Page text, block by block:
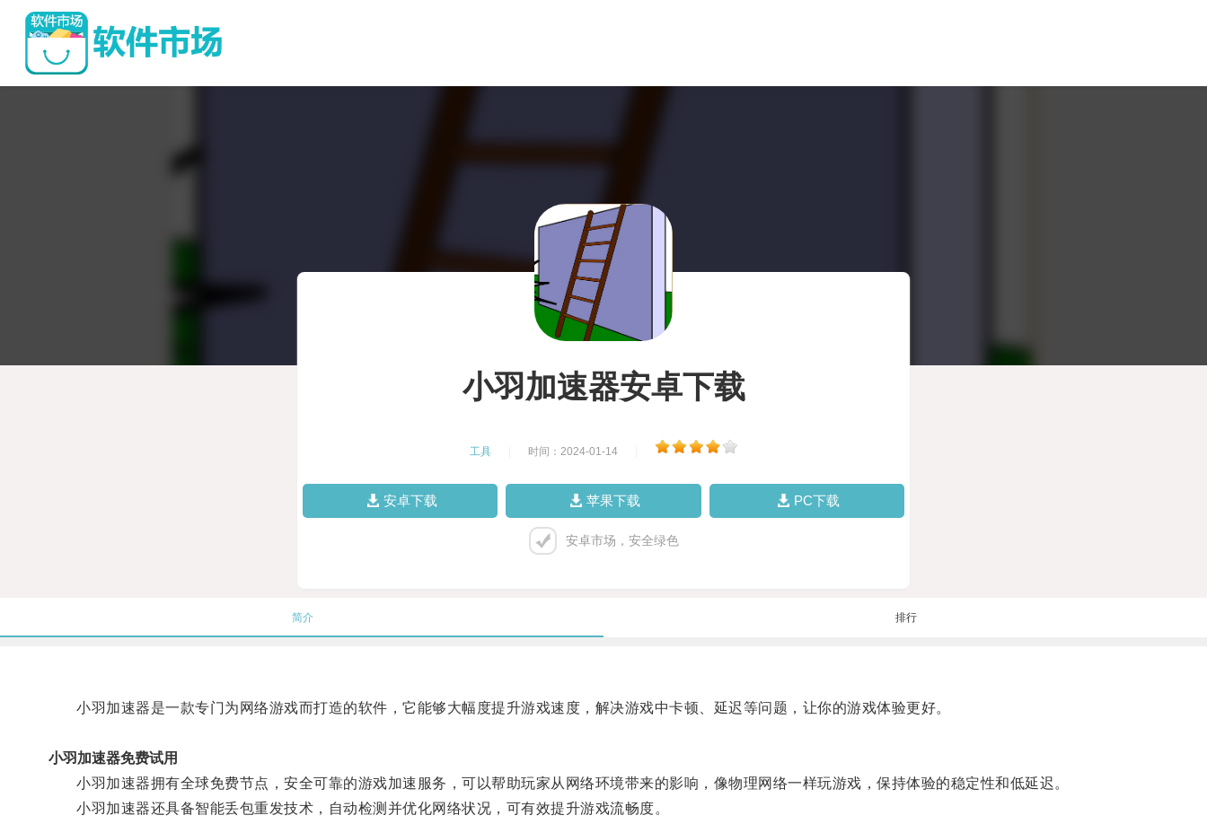
小羽加速器安卓下载
工具 时间：2024-01-14
安卓下载 苹果下载 PC下载
安卓市场，安全绿色
简介 排行
小羽加速器是一款专门为网络游戏而打造的软件，它能够大幅度提升游戏速度，解决游戏中卡顿、延迟等问题，让你的游戏体验更好。
小羽加速器免费试用
小羽加速器拥有全球免费节点，安全可靠的游戏加速服务，可以帮助玩家从网络环境带来的影响，像物理网络一样玩游戏，保持体验的稳定性和低延迟。
小羽加速器还具备智能丢包重发技术，自动检测并优化网络状况，可有效提升游戏流畅度。